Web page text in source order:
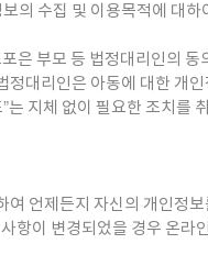
의 수집 및 이용목적에 대
부모 등 법정대리인의 동
정대리인은 아동에 대한 개
지체 없이 필요한 조치를
언제든지 자신의 개인정
항이 변경되었을 경우 온라